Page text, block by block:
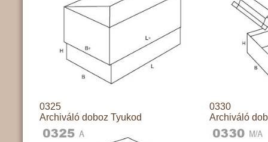
0325
Archiváló doboz Tyukod
0330
Archiváló